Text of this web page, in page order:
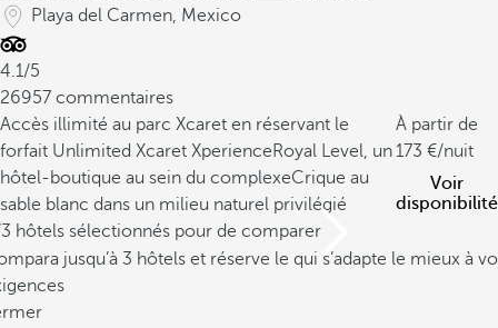
Playa del Carmen, Mexico
4.1/5
26957 commentaires
Accès illimité au parc Xcaret en réservant le
forfait Unlimited Xcaret XperienceRoyal Level, un
hôtel-boutique au sein du complexeCrique au
sable blanc dans un milieu naturel privilégié
À partir de
173
/nuit
Voir
disponibilité
hôtels sélectionnés pour de comparer
jusqu’à 3 hôtels et réserve le qui s’adapte le mieux à